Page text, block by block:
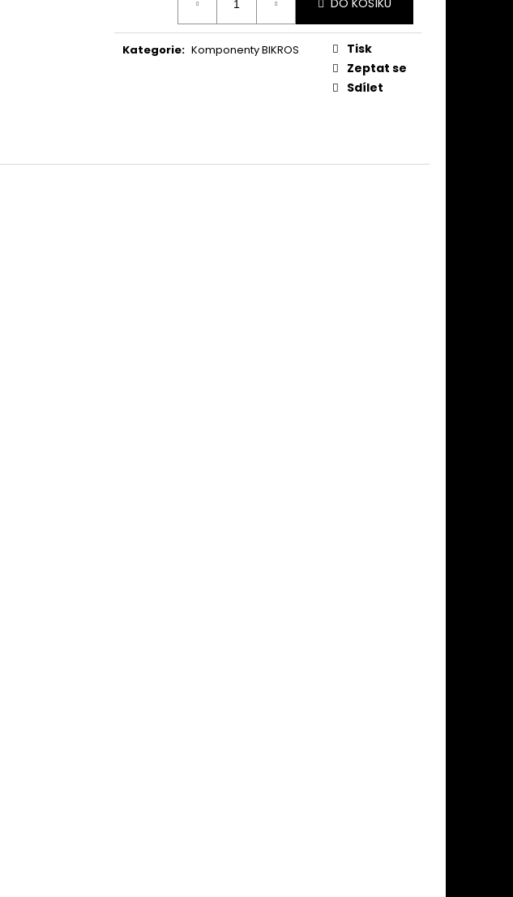
DO KOŠÍKU
Kategorie: Komponenty BIKROS
Tisk
Zeptat se
Sdílet